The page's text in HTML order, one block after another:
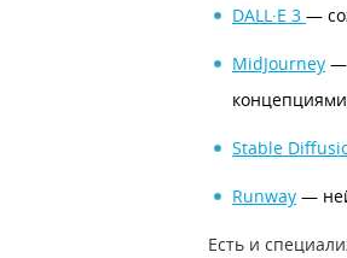
DALL·E 3 —
MidJourney —
Stable
Runway —
Есть и